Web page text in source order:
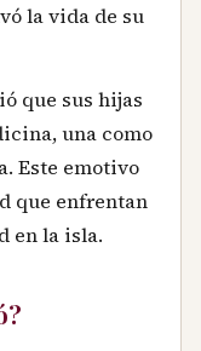
la vida de su
que sus hijas
una como
Este emotivo
que enfrentan
en la isla.